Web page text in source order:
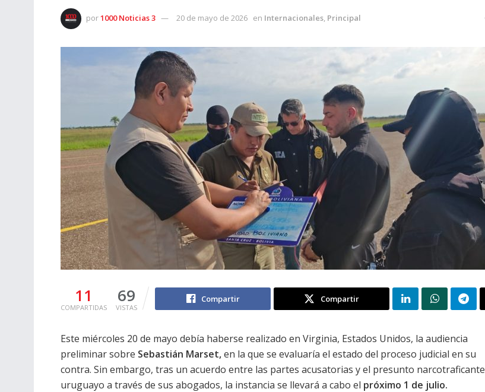
por1000 Noticias 3 20 de mayo de 2026 en Internacionales, Principal
11
COMPARTIDAS
69
VISTAS
Compartir Compartir
Este miércoles 20 de mayo debía haberse realizado en Virginia, Estados Unidos, la audiencia
preliminar sobre Sebastián Marset,en la que se evaluaría el estado del proceso judicial en su
contra. Sin embargo, tras un acuerdo entre las partes acusatorias y el presunto narcotraficante
uruguayo a través de sus abogados, la instancia se llevará a cabo el próximo 1 de julio.